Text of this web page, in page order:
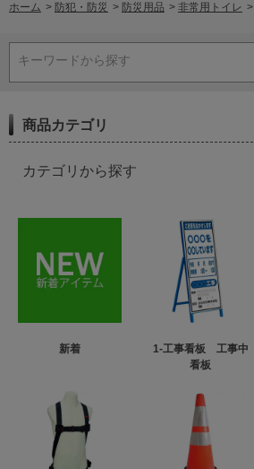
ホーム > 防犯・防災 > 防災用品 > 非常用トイレ >
キーワードから探す
商品カテゴリ
カテゴリから探す
新着
1-工事看板 工事中
看板